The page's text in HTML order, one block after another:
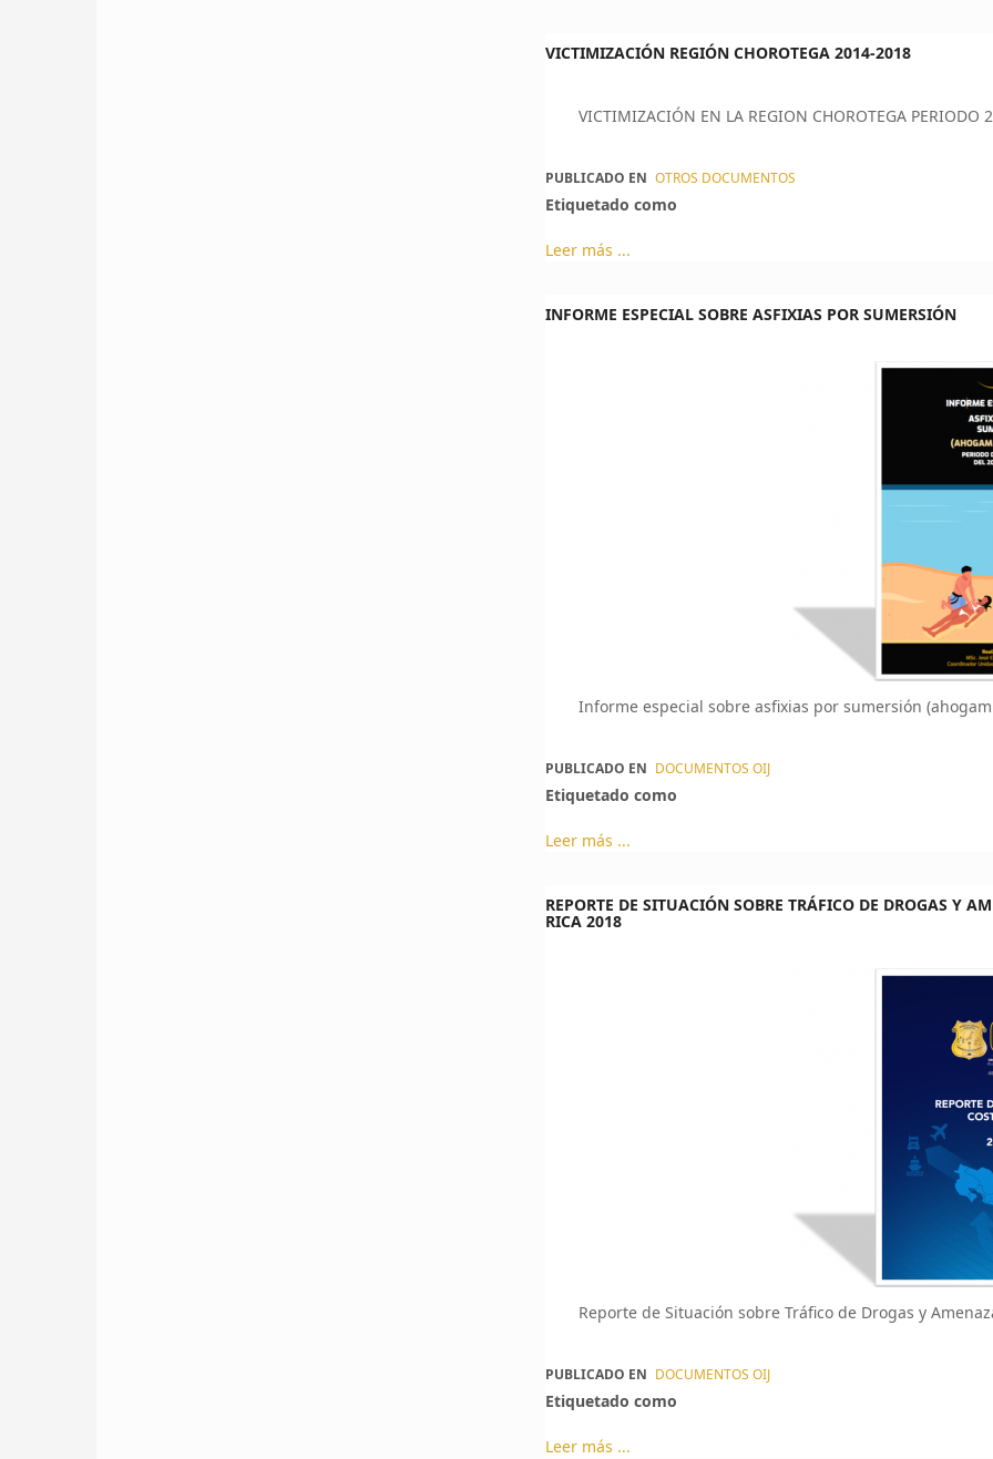
VICTIMIZACIÓN REGIÓN CHOROTEGA 2014-2018
VICTIMIZACIÓN EN LA REGION CHOROTEGA PERIODO
PUBLICADO EN OTROS DOCUMENTOS
Etiquetado como
Leer más ...
INFORME ESPECIAL SOBRE ASFIXIAS POR SUMERSIÓN
Informe especial sobre asfixias por sumersión
PUBLICADO EN DOCUMENTOS OIJ
Etiquetado como
Leer más ...
REPORTE DE SITUACIÓN SOBRE TRÁFICO DE DROGAS Y
RICA 2018
Reporte de Situación sobre Tráfico de Drogas y
PUBLICADO EN DOCUMENTOS OIJ
Etiquetado como
Leer más ...